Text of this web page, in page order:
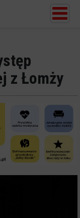
z Łomży